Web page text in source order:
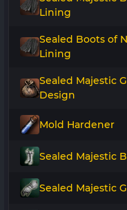
Lining
Sealed Boots of
Lining
Sealed Majestic
Design
Mold Hardener
Sealed Majestic
Sealed Majestic